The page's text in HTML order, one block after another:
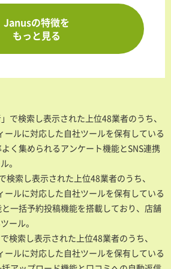
Janusの特徴を
もっと見る
で検索し表示された上位48業者のうち、
ールに対応した自社ツールを保有している
く集められるアンケート機能とSNS連携
。
索し表示された上位48業者のうち、
ールに対応した自社ツールを保有している
一括予約投稿機能を搭載しており、店舗
ール。
索し表示された上位48業者のうち、
ールに対応した自社ツールを保有している